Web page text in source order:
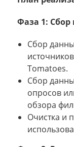
Фаза 1:
Сбор
Tomatoes.
Сбор
опросов
обзора
Очистка и